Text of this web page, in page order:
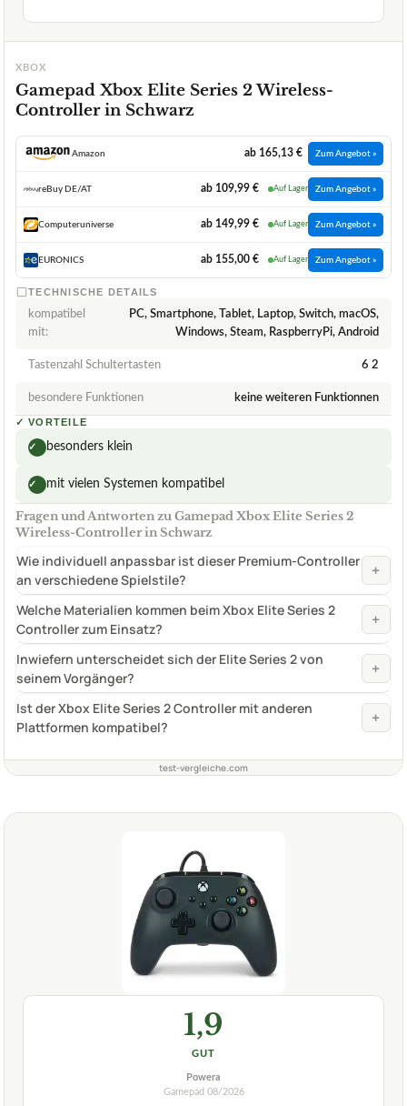
XBOX
Gamepad Xbox Elite Series 2 Wireless-
Controller in Schwarz
Amazon ab 165,13 € Zum Angebot »
reBuy DE/AT ab 109,99 € Auf Lager Zum Angebot »
Computeruniverse ab 149,99 € Auf Lager Zum Angebot »
EURONICS ab 155,00 € Auf Lager Zum Angebot »
TECHNISCHE DETAILS
kompatibel
mit:
PC, Smartphone, Tablet, Laptop, Switch, macOS,
Windows, Steam, RaspberryPi, Android
Tastenzahl Schultertasten 6 2
besondere Funktionen keine weiteren Funktionnen
✓ VORTEILE
✓ besonders klein
✓ mit vielen Systemen kompatibel
Fragen und Antworten zu Gamepad Xbox Elite Series 2
Wireless-Controller in Schwarz
Wie individuell anpassbar ist dieser Premium-Controller
an verschiedene Spielstile?
+
Welche Materialien kommen beim Xbox Elite Series 2
Controller zum Einsatz?
+
Inwiefern unterscheidet sich der Elite Series 2 von
seinem Vorgänger?
+
Ist der Xbox Elite Series 2 Controller mit anderen
Plattformen kompatibel?
+
test-vergleiche.com
1,9
GUT
Powera
Gamepad 08/2026